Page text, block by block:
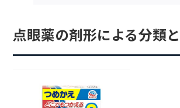
点眼薬の剤形による分類